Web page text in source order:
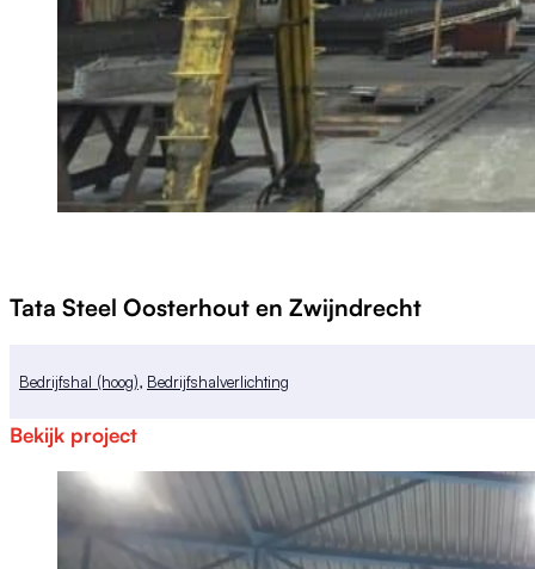
Tata Steel Oosterhout en Zwijndrecht
Bedrijfshal (hoog), Bedrijfshalverlichting
Bekijk project